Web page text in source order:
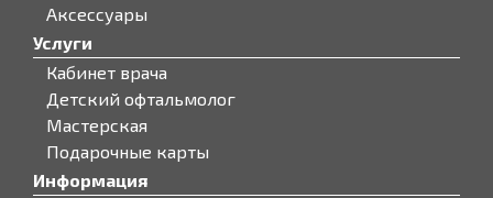
Аксессуары
Услуги
Кабинет врача
Детский офтальмолог
Мастерская
Подарочные карты
Информация